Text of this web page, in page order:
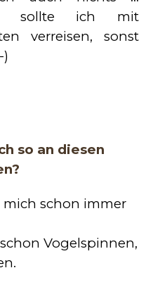
sollte ich mit
verreisen, sonst
so an diesen
schon immer
Vogelspinnen,